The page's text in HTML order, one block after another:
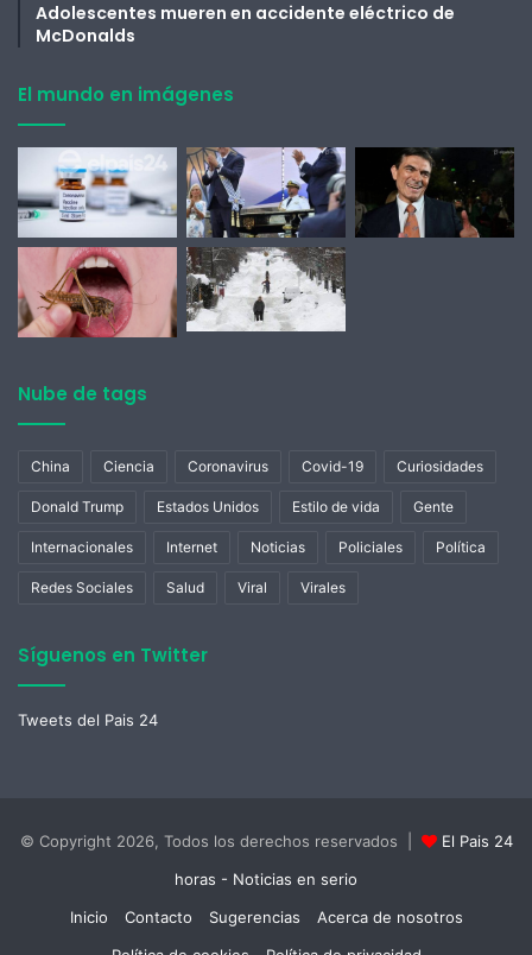
Adolescentes mueren en accidente eléctrico de
McDonalds
El mundo en imágenes
Nube de tags
China Ciencia Coronavirus Covid-19 Curiosidades
Donald Trump Estados Unidos Estilo de vida Gente
Internacionales Internet Noticias Policiales Política
Redes Sociales Salud Viral Virales
Síguenos en Twitter
Tweets del Pais 24
© Copyright 2026, Todos los derechos reservados |
El Pais 24
horas - Noticias en serio
Inicio
Contacto Sugerencias
Acerca de nosotros